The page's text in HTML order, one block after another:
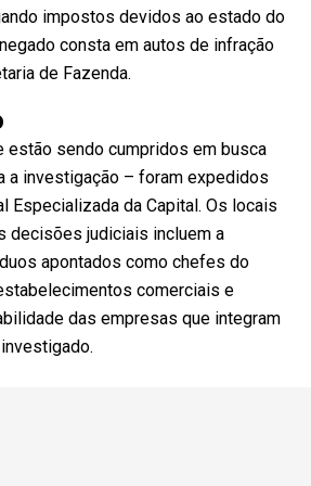
impostos devidos ao estado do
consta em autos de infração
de Fazenda.
estão sendo cumpridos em busca
a investigação – foram expedidos
Especializada da Capital. Os locais
decisões judiciais incluem a
apontados como chefes do
comerciais e
das empresas que integram